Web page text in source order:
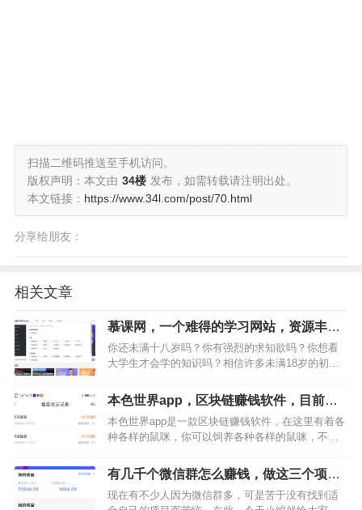
扫描二维码推送至手机访问。
版权声明：本文由 34楼 发布，如需转载请注明出处。
本文链接： https://www.34l.com/post/70.html
分享给朋友：
相关文章
慕课网，一个难得的学习网站，资源丰
富，不容错过
你还未满十八岁吗？你有强烈的求知欲吗？你想看
大学生才会学的知识吗？相信许多未满18岁的初中
那么我今天就给你们推荐这么一个充满学习资源的
网站——中国大学MOOC（慕课网），这个网站是
一个难得的学习资…
本色世界app，区块链赚钱软件，目前收
益超高
本色世界app是一款区块链赚钱软件，在这里有着各
种各样的鼠咪，你可以饲养各种各样的鼠咪，不断
购物返利，最吸引人的是这款软件上面的福星很值
钱，估算3天产一个福星，福星单价最高1.5美元，
相当于10元…
有几千个微信群怎么赚钱，做这三个项目
一天赚一千多元
现在有不少人因为微信群多，可是苦于没有找到适